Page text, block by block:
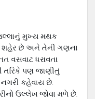
મુખ્ય મથક
શહેર છે અને તેની ગણના
વસવાટ ધરાવતા
તરિકે પણ જાણીતું
કહેવાય છે.
ઉલ્લેખ જોવા મળે છે.